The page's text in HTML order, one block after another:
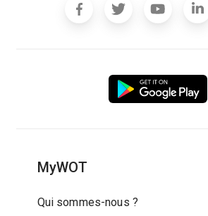
MyWOT
Qui sommes-nous ?